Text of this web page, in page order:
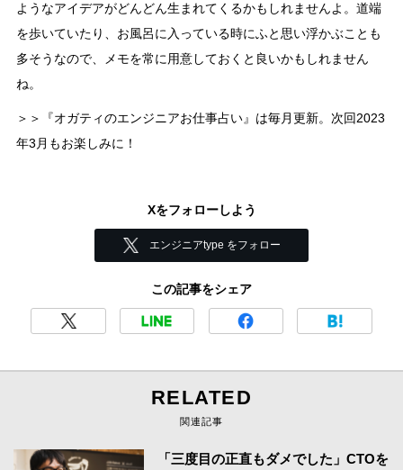
ようなアイデアがどんどん生まれてくるかもしれませんよ。道端
を歩いていたり、お風呂に入っている時にふと思い浮かぶことも
多そうなので、メモを常に用意しておくと良いかもしれません
ね。
＞＞『オガティのエンジニアお仕事占い』は毎月更新。次回2023
年3月もお楽しみに！
Xをフォローしよう
エンジニアtype をフォロー
この記事をシェア
RELATED
関連記事
「三度目の正直もダメでした」CTOを